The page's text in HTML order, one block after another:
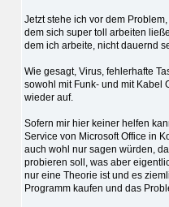
Jetzt stehe ich vor dem
dem sich super toll arbeiten
dem ich arbeite, nicht dauernd
Wie gesagt, Virus, fehlerhafte
sowohl mit Funk- und mit Kabel
wieder auf.
Sofern mir hier keiner helfen
Service von Microsoft Office in
auch wohl nur sagen würden,
probieren soll, was aber
nur eine Theorie ist und es
Programm kaufen und das